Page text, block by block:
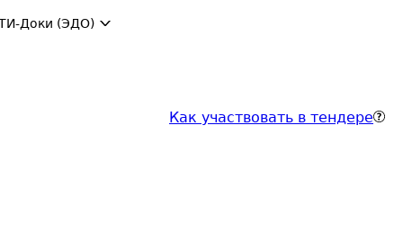
Доки (ЭДО)
Как участвовать в тендере